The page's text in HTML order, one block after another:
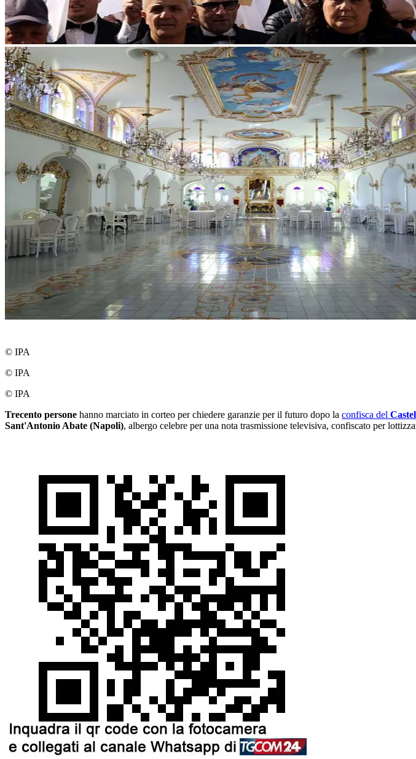
© IPA
© IPA
© IPA
Trecento persone hanno marciato in corteo per chiedere garanzie per il futuro dopo la confisca del
Sant'Antonio Abate (Napoli), albergo celebre per una nota trasmissione televisiva, confiscato per